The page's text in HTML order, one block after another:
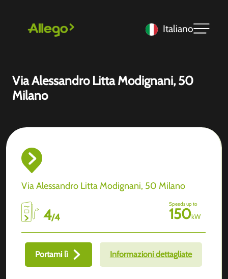
Italiano
Via Alessandro Litta Modignani, 50
Milano
Via Alessandro Litta Modignani, 50 Milano
4/4
Speeds up to
150kW
Portami lì Informazioni dettagliate